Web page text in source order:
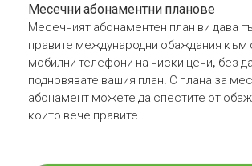
Месечни абонаментни планове
Месечният абонаментен план ви дава
правите международни обаждания към
мобилни телефони на ниски цени, без
подновявате вашия план. С плана за
абонамент можете да спестите от
които вече правите